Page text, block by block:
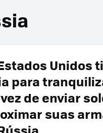
Unidos
para
de enviar
suas